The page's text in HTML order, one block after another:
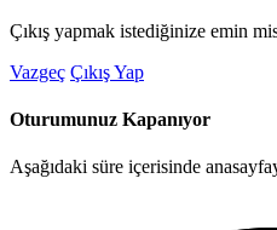
Çıkış yapmak istediğinize emin
Vazgeç Çıkış Yap
Oturumunuz Kapanıyor
Aşağıdaki süre içerisinde